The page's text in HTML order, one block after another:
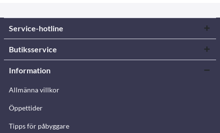
Service-hotline
Butiksservice
Information
Allmänna villkor
Öppettider
Tipps för påbyggare